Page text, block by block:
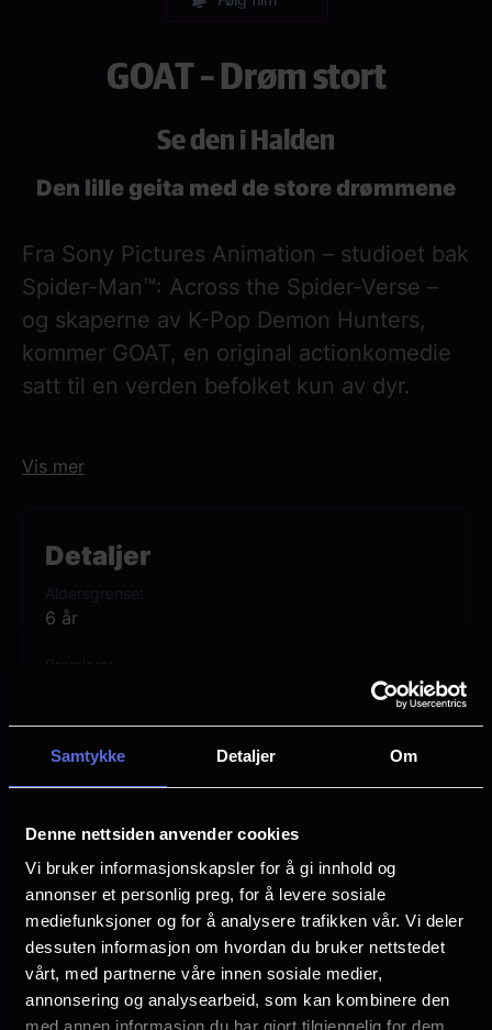
Samtykke Detaljer Om
Denne nettsiden anvender cookies
Vi bruker informasjonskapsler for å gi innhold og
annonser et personlig preg, for å levere sosiale
mediefunksjoner og for å analysere trafikken vår. Vi deler
dessuten informasjon om hvordan du bruker nettstedet
vårt, med partnerne våre innen sosiale medier,
annonsering og analysearbeid, som kan kombinere den
med annen informasjon du har gjort tilgjengelig for dem,
Detaljer
6 år
1 time 40 min
Tyree Dillihay
Vurdering: (76 stemmer 77.68%)
Språk
NO
Se mer
GOAT – Drøm stort
Se den i Halden
Den lille geita med de store drømmene
Fra Sony Pictures Animation – studioet bak
Spider-Man™: Across the Spider-Verse –
og skaperne av K-Pop Demon Hunters,
kommer GOAT, en original actionkomedie
satt til en verden befolket kun av dyr.
fullkontakt-sport dominert av verdens
lagkamerater er ikke akkurat begeistret for
bestemt på å revolusjonere sporten og
bevise én gang for alle at «smått kan spille
stort!»
Vis mer